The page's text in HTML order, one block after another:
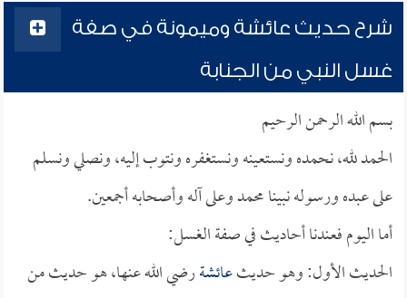
شرح حديث عائشة وميمونة في صفة
غسل النبي من الجنابة
بسم الله الرحمن الرحيم
الحمد لله، نحمده ونستعينه ونستغفره ونتوب إليه، ونصلي ونسلم
على عبده ورسوله نبينا محمد وعلى آله وأصحابه أجمعين.
أما اليوم فعندنا أحاديث في صفة الغسل:
الحديث الأول: وهو حديثعائشةرضي الله عنها، هو حديث من